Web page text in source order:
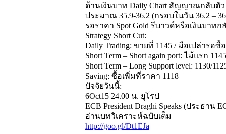
ด้านเงินบาท Daily Chart สัญญาณกลับตัว
ประมาณ 35.9-36.2 (กรอบในวัน 36.2 –
รอราคา Spot Gold รีบาวด์หรือเงินบา
Strategy Short Cut:
Daily Trading: ขายที่ 1145 / มือเปล่ารอซื้อ
Short Term – Short again port: ไม้แรก 1145
Short Term – Long Support level: 1130/
Saving: ซื้อเพิ่มที่ราคา 1118
ปัจจัยวันนี้:
6Oct15 24.00 น. ยุโรป
ECB President Draghi Speaks (ประธ
อ่านบทวิเคราะห์ฉบับเต็ม
http://goo.gl/Dt1EJa